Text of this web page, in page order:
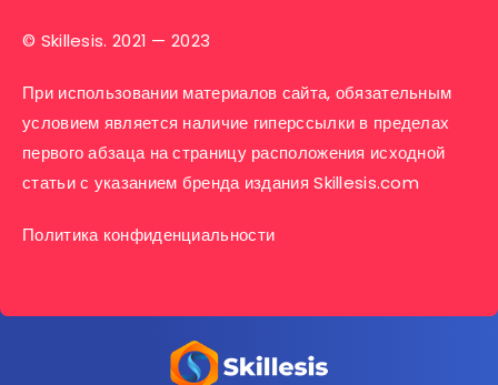
© Skillesis. 2021 — 2023
При использовании материалов сайта, обязательным
условием является наличие гиперссылки в пределах
первого абзаца на страницу расположения исходной
статьи с указанием бренда издания Skillesis.com
Политика конфиденциальности